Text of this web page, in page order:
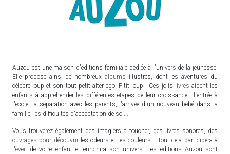
Auzou est une maison d'éditions familiale dédiée à l'univers de la jeunesse.
Elle propose ainsi de nombreux albums illustrés, dont les aventures du
célèbre loup et son tout petit alter ego, P'tit loup ! Ces jolis
livres aident les
enfants à appréhender les différentes étapes de leur croissance : l'entrée à
l'école, la séparation avec les parents, l'arrivée d'un nouveau bébé dans la
famille, les difficultés d'acceptation de soi...
Vous trouverez également des imagiers à toucher, des livres sonores, des
ouvrages pour découvrirles odeurs et les couleurs... Tout cela participera à
l'éveil
de votre enfant et enrichira son univers. Les éditions Auzou sont